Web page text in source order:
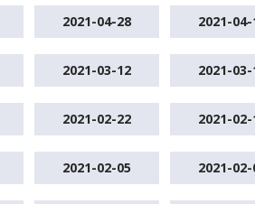
2021-04-28 2021-04-
2021-03-12 2021-03-
2021-02-22 2021-02-
2021-02-05 2021-02-